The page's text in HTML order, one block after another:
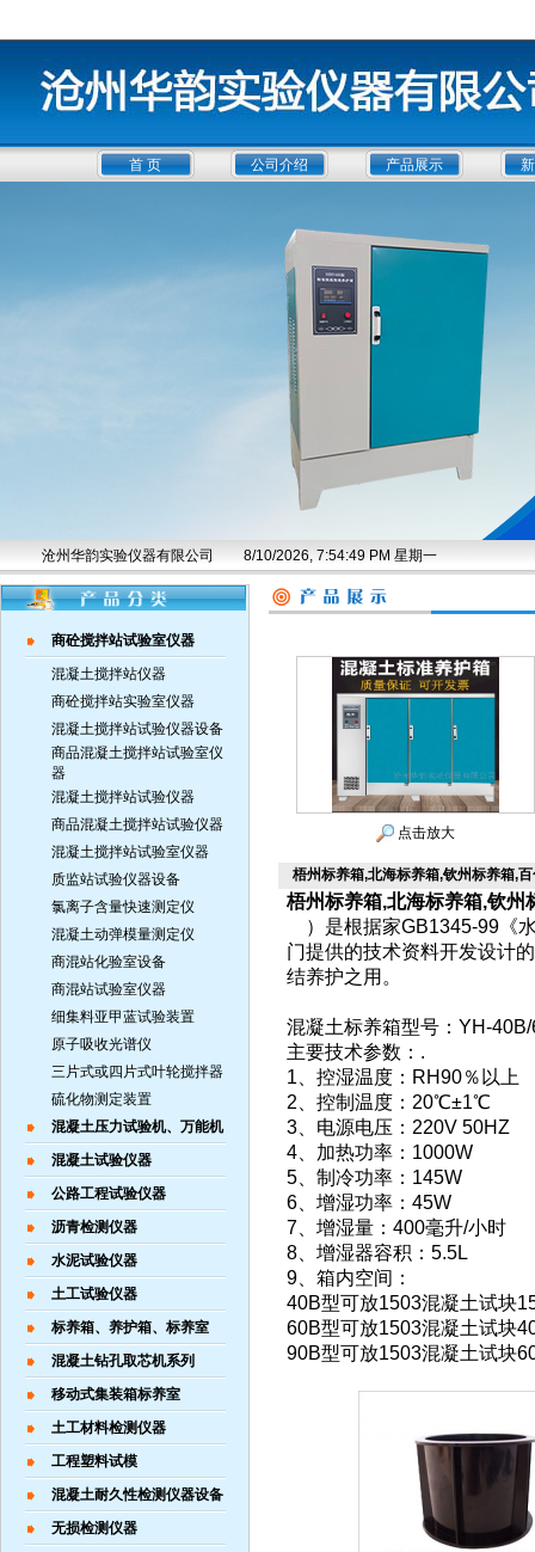
首 页 公司介绍 产品展示
沧州华韵实验仪器有限公司 8/10/2026, 7:54:50 PM 星期一
商砼搅拌站试验室仪器
混凝土搅拌站仪器
商砼搅拌站实验室仪器
混凝土搅拌站试验仪器设备
商品混凝土搅拌站试验室仪
器
混凝土搅拌站试验仪器
商品混凝土搅拌站试验仪器
混凝土搅拌站试验室仪器
质监站试验仪器设备
氯离子含量快速测定仪
混凝土动弹模量测定仪
商混站化验室设备
商混站试验室仪器
细集料亚甲蓝试验装置
原子吸收光谱仪
三片式或四片式叶轮搅拌器
硫化物测定装置
混凝土压力试验机、万能机
混凝土试验仪器
公路工程试验仪器
沥青检测仪器
水泥试验仪器
土工试验仪器
标养箱、养护箱、标养室
混凝土钻孔取芯机系列
移动式集装箱标养室
土工材料检测仪器
工程塑料试模
混凝土耐久性检测仪器设备
无损检测仪器
点击放大
梧州标养箱,北海标养箱,钦州标养箱,
梧州标养箱,北海标养箱,钦州
）是根据家GB1345-99《
门提供的技术资料开发设计
结养护之用。
混凝土标养箱型号：YH-
主要技术参数：.
1、控湿温度：RH90％以上
2、控制温度：20℃±1℃
3、电源电压：220V 50HZ
4、加热功率：1000W
5、制冷功率：145W
6、增湿功率：45W
7、增湿量：400毫升/小时
8、增湿器容积：5.5L
9、箱内空间：
40B型可放1503混凝土试块
60B型可放1503混凝土试块
90B型可放1503混凝土试块